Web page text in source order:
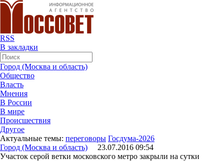
RSS
В закладки
Город (Москва и область)
Общество
Власть
Мнения
В России
В мире
Происшествия
Другое
Актуальные темы: переговоры Госдума-2026
Город (Москва и область) 23.07.2016 09:54
Участок серой ветки московского метро закрыли на сутки